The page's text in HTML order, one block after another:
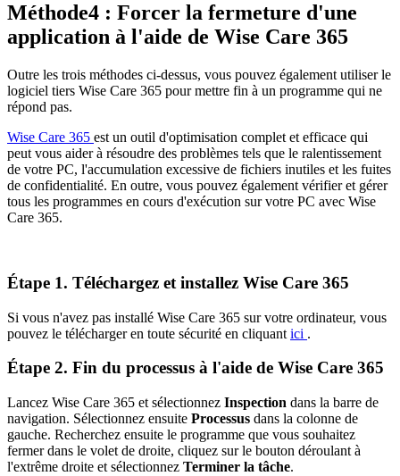
Méthode4 : Forcer la fermeture d'une
application à l'aide de Wise Care 365
Outre les trois méthodes ci-dessus, vous pouvez également utiliser le
logiciel tiers Wise Care 365 pour mettre fin à un programme qui ne
répond pas.
Wise Care 365 est un outil d'optimisation complet et efficace qui
peut vous aider à résoudre des problèmes tels que le ralentissement
de votre PC, l'accumulation excessive de fichiers inutiles et les fuites
de confidentialité. En outre, vous pouvez également vérifier et gérer
tous les programmes en cours d'exécution sur votre PC avec Wise
Care 365.
Étape 1. Téléchargez et installez Wise Care 365
Si vous n'avez pas installé Wise Care 365 sur votre ordinateur, vous
pouvez le télécharger en toute sécurité en cliquant ici .
Étape 2. Fin du processus à l'aide de Wise Care 365
Lancez Wise Care 365 et sélectionnez Inspection dans la barre de
navigation. Sélectionnez ensuite Processus dans la colonne de
gauche. Recherchez ensuite le programme que vous souhaitez
fermer dans le volet de droite, cliquez sur le bouton déroulant à
l'extrême droite et sélectionnez Terminer la tâche.